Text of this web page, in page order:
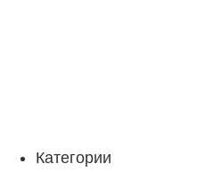
Категории